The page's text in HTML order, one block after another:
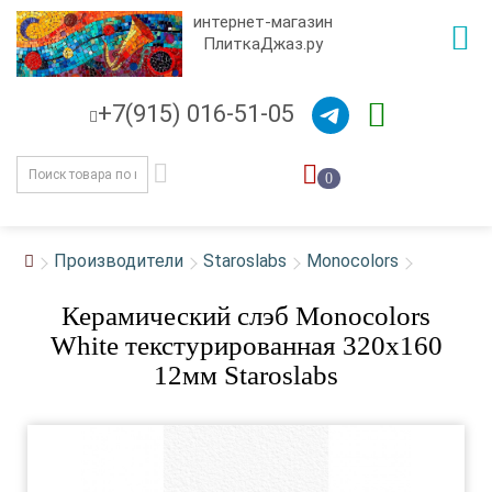
интернет-магазин
ПлиткаДжаз.ру
+7(915) 016-51-05
0
Производители Staroslabs Monocolors
Керамический слэб Monocolors
White текстурированная 320x160
12мм Staroslabs